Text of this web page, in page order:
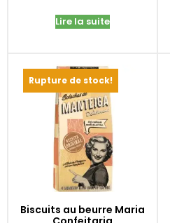
Lire la suite
Rupture de stock!
Biscuits au beurre Maria